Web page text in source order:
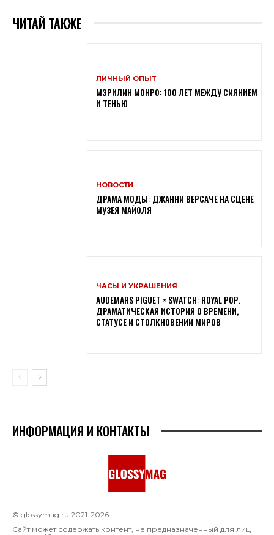
ЧИТАЙ ТАКЖЕ
ЛИЧНЫЙ ОПЫТ
МЭРИЛИН МОНРО: 100 ЛЕТ МЕЖДУ СИЯНИЕМ
И ТЕНЬЮ
НОВОСТИ
ДРАМА МОДЫ: ДЖАННИ ВЕРСАЧЕ НА СЦЕНЕ
МУЗЕЯ МАЙОЛЯ
ЧАСЫ И УКРАШЕНИЯ
AUDEMARS PIGUET × SWATCH: ROYAL POP.
ДРАМАТИЧЕСКАЯ ИСТОРИЯ О ВРЕМЕНИ,
СТАТУСЕ И СТОЛКНОВЕНИИ МИРОВ
ИНФОРМАЦИЯ И КОНТАКТЫ
© glossymag.ru 2021-2026
Сайт может содержать контент, не предназначенный для лиц